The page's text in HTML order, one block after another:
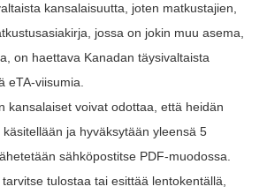
kansalaisuutta, joten matkustajien,
jossa on jokin muu asema,
on haettava Kanadan täysivaltaista
eTA-viisumia.
kansalaiset voivat odottaa, että heidän
ja hyväksytään yleensä 5
sähköpostitse PDF-muodossa.
tulostaa tai esittää lentokentällä,